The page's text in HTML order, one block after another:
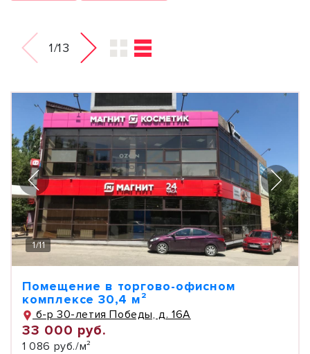
1/13
1/11
Помещение в торгово-офисном
комплексе 30,4 м²
б-р 30-летия Победы, д. 16А
33 000 руб.
1 086 руб./м²